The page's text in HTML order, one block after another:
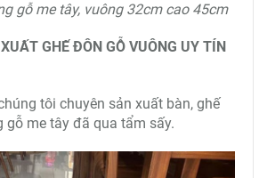
gỗ me tây, vuông 32cm cao 45cm
GHẾ ĐÔN GỖ VUÔNG UY TÍN
tôi chuyên sản xuất bàn, ghế
gỗ me tây đã qua tẩm sấy.